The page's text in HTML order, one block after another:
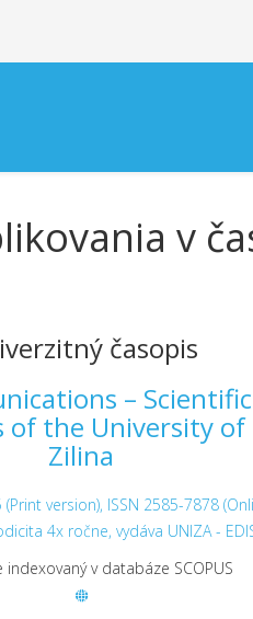
v
časopis
– Scientific
of the University of
Zilina
(Print version), ISSN 2585-7878
4x ročne, vydáva UNIZA -
indexovaný v databáze SCOPUS